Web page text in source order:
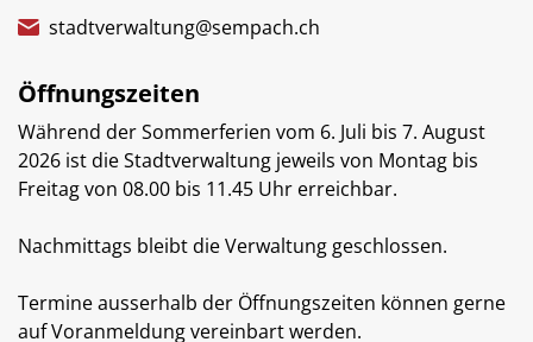
stadtverwaltung@sempach.ch
Öffnungszeiten
Während der Sommerferien vom 6. Juli bis 7. August
2026 ist die Stadtverwaltung jeweils von Montag bis
Freitag von 08.00 bis 11.45 Uhr erreichbar.
Nachmittags bleibt die Verwaltung geschlossen.
Termine ausserhalb der Öffnungszeiten können gerne
auf Voranmeldung vereinbart werden.